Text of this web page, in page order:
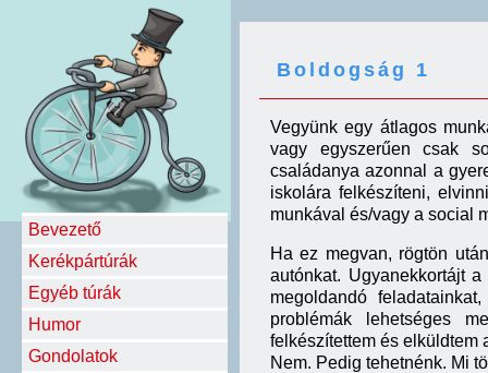
Bevezető
Kerékpártúrák
Egyéb túrák
Humor
Gondolatok
Boldogság 1
Vegyünk egy átlagos
vagy egyszerűen csak
családanya azonnal a
iskolára felkészíteni,
munkával és/vagy a social
Ha ez megvan, rögtön
autónkat. Ugyanekkortájt
megoldandó
problémák lehetséges
felkészítettem és elküldtem
Nem. Pedig tehetnénk. Mi